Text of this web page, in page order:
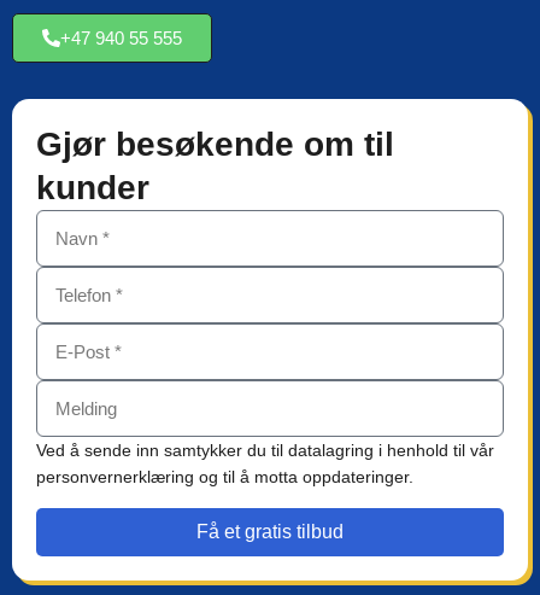
+47 940 55 555
Gjør besøkende om til
kunder
Ved å sende inn samtykker du til datalagring i henhold til vår
personvernerklæring og til å motta oppdateringer.
Få et gratis tilbud